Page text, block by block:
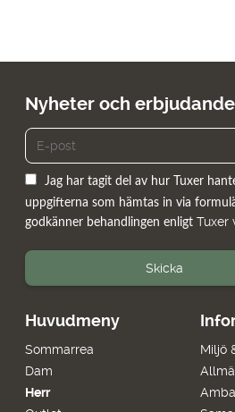
Huvudmeny
Sommarrea
Dam
Herr
Miljö
Nyheter och
Jag har tagit del av hur Tuxer
uppgifterna som hämtas in via
godkänner behandlingen enligt Tuxer
Skicka